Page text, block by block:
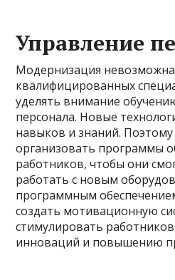
Управление
Модернизация невозможна
квалифицированных
уделять внимание
персонала. Новые
навыков и знаний.
организовать программы
работников, чтобы они
работать с новым
программным
создать мотивационную
стимулировать
инноваций и повышению